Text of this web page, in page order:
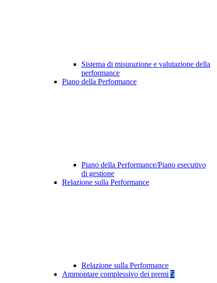
Sistema di misurazione e valutazione della
performance
Piano della Performance
Piano della Performance/Piano esecutivo
di gestione
Relazione sulla Performance
Relazione sulla Performance
Ammontare complessivo dei premi 5